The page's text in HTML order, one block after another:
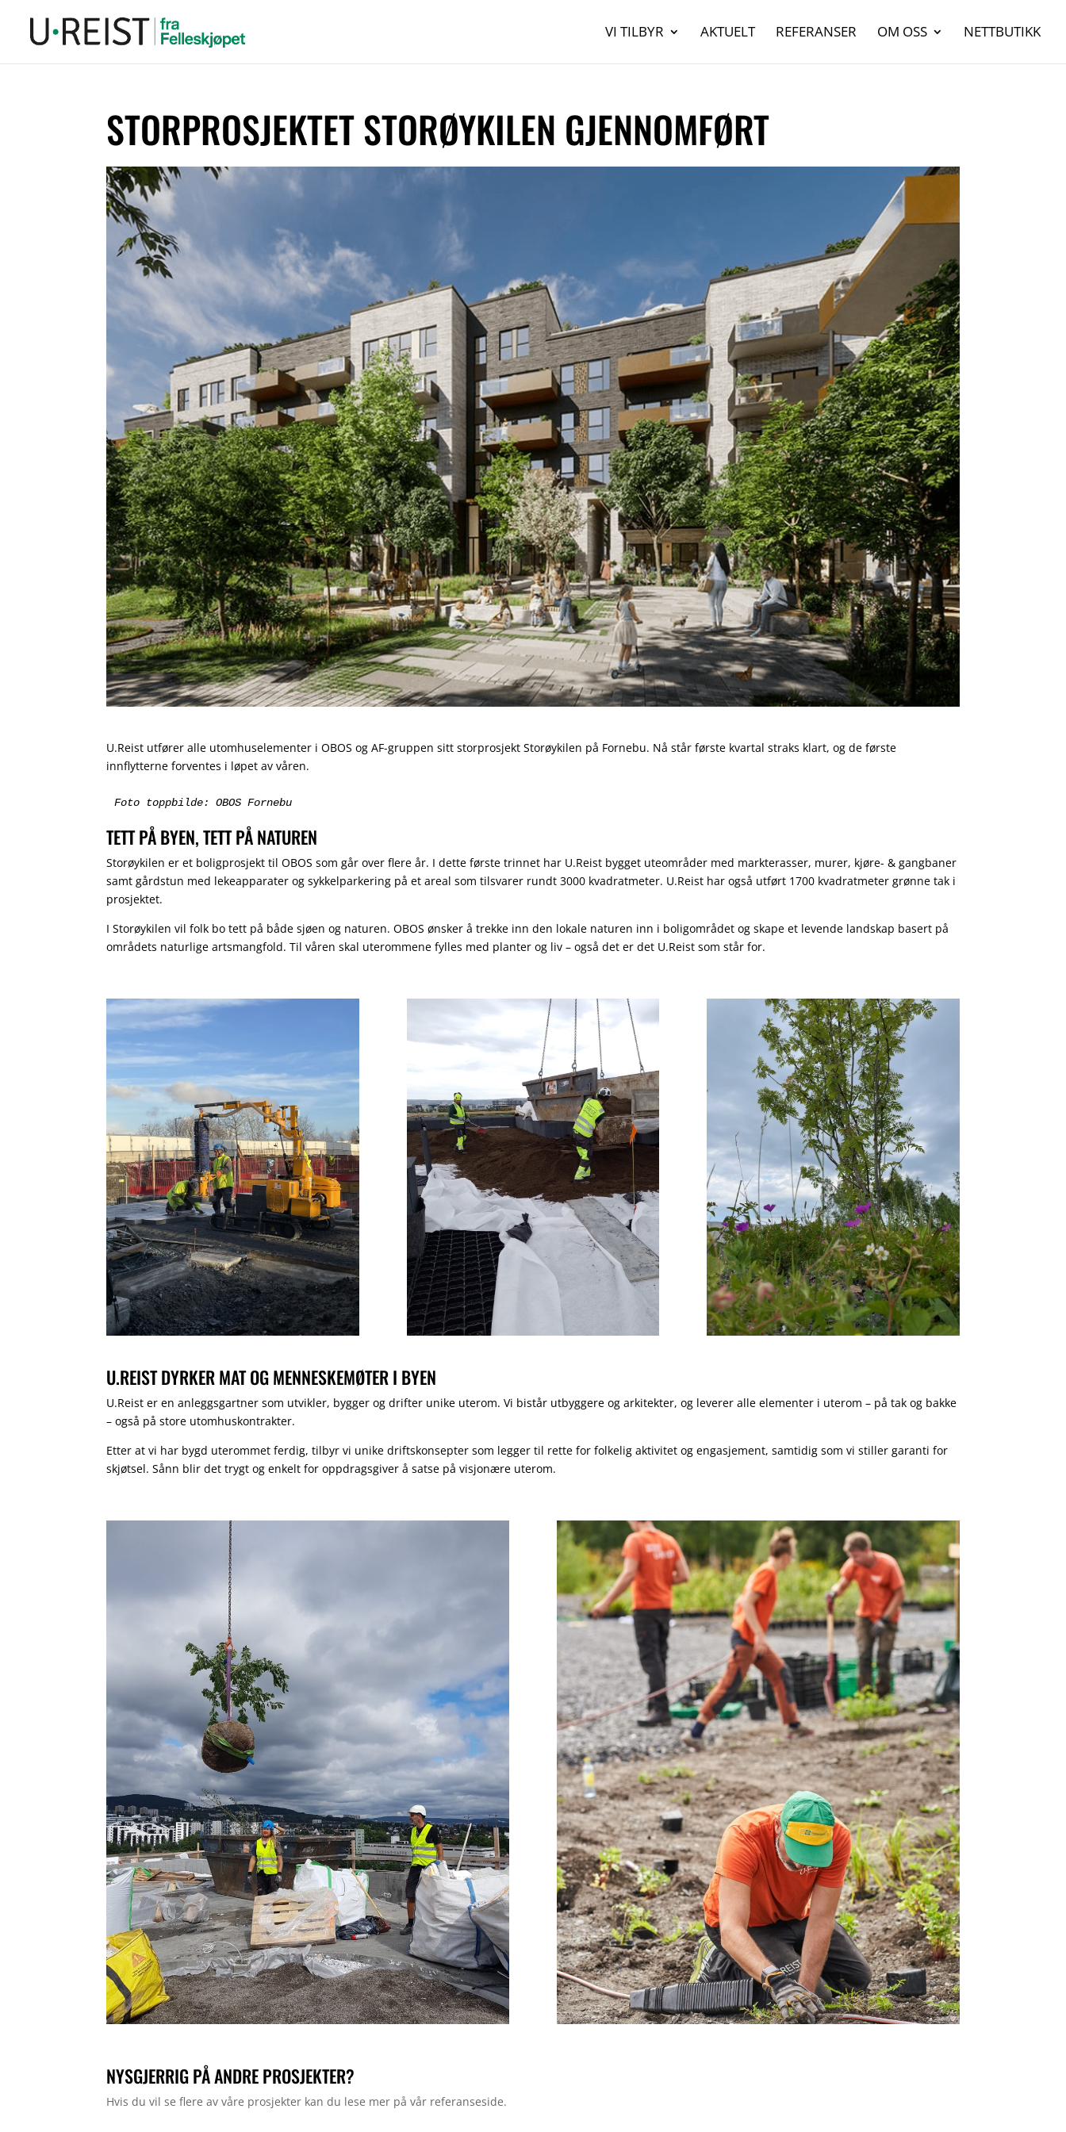
VI TILBYR AKTUELT REFERANSER OM OSS NETTBUTIKK
STORPROSJEKTET STORØYKILEN GJENNOMFØRT
U.Reist utfører alle utomhuselementer i OBOS og AF-gruppen sitt storprosjekt Storøykilen på Fornebu. Nå står første kvartal straks klart, og de første
innflytterne forventes i løpet av våren.
Foto toppbilde: OBOS Fornebu
TETT PÅ BYEN, TETT PÅ NATUREN
Storøykilen er et boligprosjekt til OBOS som går over flere år. I dette første trinnet har U.Reist bygget uteområder med markterasser, murer, kjøre- & gangbaner
samt gårdstun med lekeapparater og sykkelparkering på et areal som tilsvarer rundt 3000 kvadratmeter. U.Reist har også utført 1700 kvadratmeter grønne tak i
prosjektet.
I Storøykilen vil folk bo tett på både sjøen og naturen. OBOS ønsker å trekke inn den lokale naturen inn i boligområdet og skape et levende landskap basert på
områdets naturlige artsmangfold. Til våren skal uterommene fylles med planter og liv – også det er det U.Reist som står for.
U.REIST DYRKER MAT OG MENNESKEMØTER I BYEN
U.Reist er en anleggsgartner som utvikler, bygger og drifter unike uterom. Vi bistår utbyggere og arkitekter, og leverer alle elementer i uterom – på tak og bakke
– også på store utomhuskontrakter.
Etter at vi har bygd uterommet ferdig, tilbyr vi unike driftskonsepter som legger til rette for folkelig aktivitet og engasjement, samtidig som vi stiller garanti for
skjøtsel. Sånn blir det trygt og enkelt for oppdragsgiver å satse på visjonære uterom.
NYSGJERRIG PÅ ANDRE PROSJEKTER?
Hvis du vil se flere av våre prosjekter kan du lese mer på vår referanseside.